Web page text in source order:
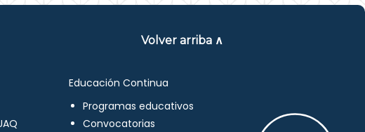
Volver arriba ∧
Educación Continua
Programas educativos
Convocatorias